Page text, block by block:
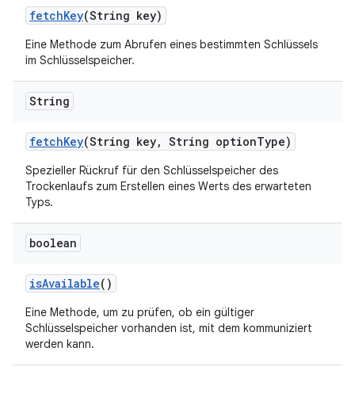
fetchKey(String key)
Eine Methode zum Abrufen eines bestimmten Schlüssels
im Schlüsselspeicher.
String
fetchKey(String key, String optionType)
Spezieller Rückruf für den Schlüsselspeicher des
Trockenlaufs zum Erstellen eines Werts des erwarteten
Typs.
boolean
isAvailable()
Eine Methode, um zu prüfen, ob ein gültiger
Schlüsselspeicher vorhanden ist, mit dem kommuniziert
werden kann.